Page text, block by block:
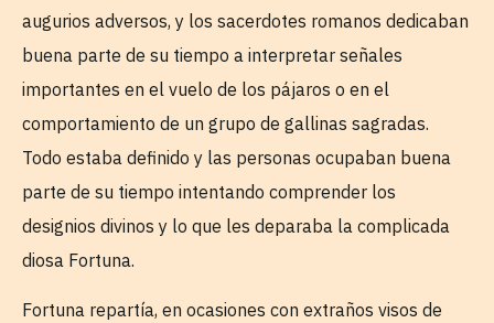
augurios adversos, y los sacerdotes romanos dedicaban
buena parte de su tiempo a interpretar señales
importantes en el vuelo de los pájaros o en el
comportamiento de un grupo de gallinas sagradas.
Todo estaba definido y las personas ocupaban buena
parte de su tiempo intentando comprender los
designios divinos y lo que les deparaba la complicada
diosa Fortuna.
Fortuna repartía, en ocasiones con extraños visos de